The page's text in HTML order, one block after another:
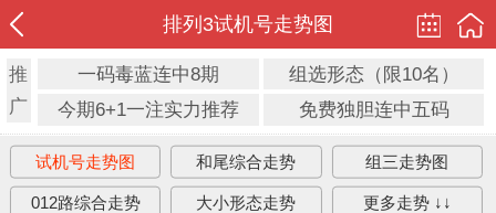
排列3试机号走势图
推
广
一码毒蓝连中8期
组选形态（限10名）
今期6+1一注实力推荐
免费独胆连中五码
试机号走势图 和尾综合走势 组三走势图
012路综合走势 大小形态走势 更多走势 ↓↓